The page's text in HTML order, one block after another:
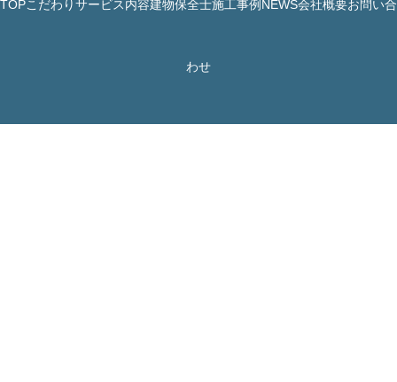
TOPこだわりサービス内容建物保全士施工事例 NEWS会社概要お問い合
わせ